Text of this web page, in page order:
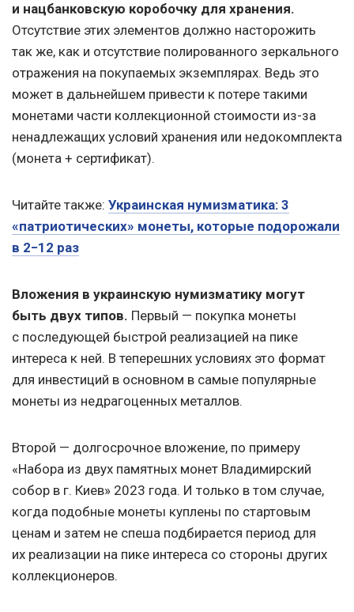
и нацбанковскую коробочку для хранения.
Отсутствие этих элементов должно насторожить
так же, как и отсутствие полированного зеркального
отражения на покупаемых экземплярах. Ведь это
может в дальнейшем привести к потере такими
монетами части коллекционной стоимости из-за
ненадлежащих условий хранения или недокомплекта
(монета + сертификат).
Читайте также: Украинская нумизматика: 3
«патриотических» монеты, которые подорожали
в 2−12 раз
Вложения в украинскую нумизматику могут
быть двух типов. Первый — покупка монеты
с последующей быстрой реализацией на пике
интереса к ней. В теперешних условиях это формат
для инвестиций в основном в самые популярные
монеты из недрагоценных металлов.
Второй — долгосрочное вложение, по примеру
«Набора из двух памятных монет Владимирский
собор в г. Киев» 2023 года. И только в том случае,
когда подобные монеты куплены по стартовым
ценам и затем не спеша подбирается период для
их реализации на пике интереса со стороны других
коллекционеров.